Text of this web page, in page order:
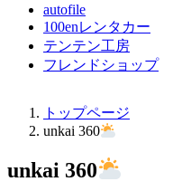
autofile
100enレンタカー
テンテン工房
フレンドショップ
トップページ
unkai 360
unkai 360